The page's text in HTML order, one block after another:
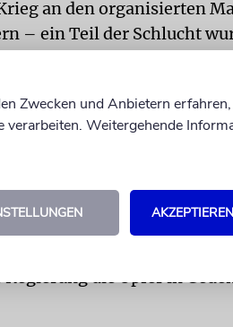
an den organisierten
– ein Teil der Schlucht
Teil des Geländes als
der Gesamtmasse der
nicht
die Opfer in
Zwecken und Anbietern
Weitergehende
AKZEPTIEREN